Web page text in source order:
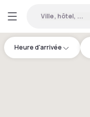
Ville, hôtel, ...
Heure d'arrivée